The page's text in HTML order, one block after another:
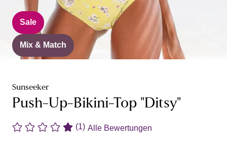
Sale
Mix & Match
Sunseeker
Push-Up-Bikini-Top "Ditsy"
(1) Alle Bewertungen